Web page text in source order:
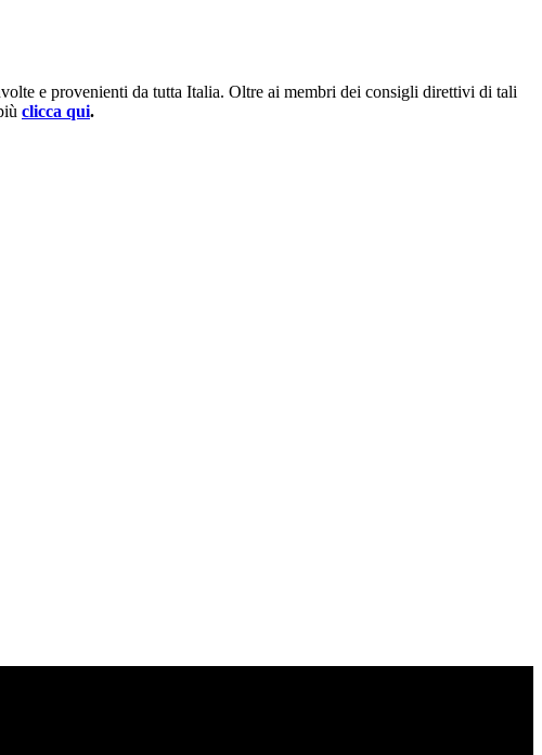
e provenienti da tutta Italia. Oltre ai membri dei consigli direttivi di tali
clicca qui.